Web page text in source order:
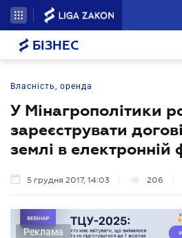
БІЗНЕС
Власність, оренда
У Мінагрополітики
зареєструвати
землі в електронній
5 грудня 2017, 14:03 206
Реклама